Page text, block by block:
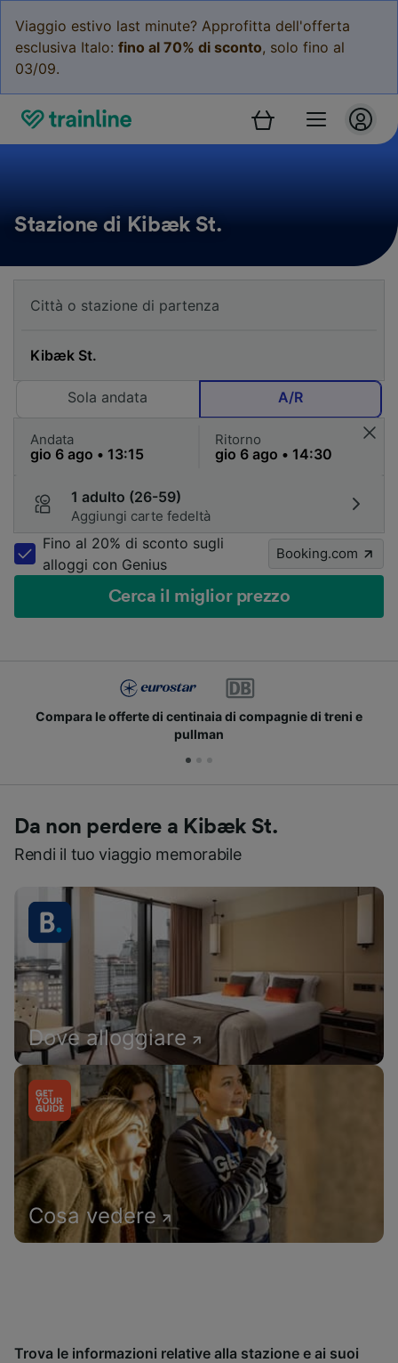
Viaggio estivo last minute? Approfitta dell'offerta
esclusiva Italo: fino al 70% di sconto, solo fino al
03/09.
Stazione di Kibæk St.
Sola andata A/R
Andata Ritorno
1 adulto (26-59)
Aggiungi carte fedeltà
Fino al 20% di sconto sugli
alloggi con Genius
Booking.com
Cerca il miglior prezzo
Compara le offerte di centinaia di compagnie di treni e
pullman
Da non perdere a Kibæk St.
Rendi il tuo viaggio memorabile
Dove alloggiare
Cosa vedere
Trova le informazioni relative alla stazione e ai suoi